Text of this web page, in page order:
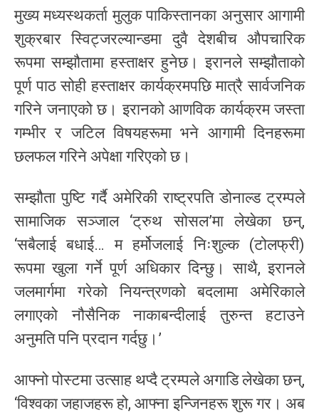
मुख्य मध्यस्थकर्ता मुलुक पाकिस्तानका अनुसार आगामी
शुक्रबार स्विट्जरल्यान्डमा दुवै देशबीच औपचारिक
रूपमा सम्झौतामा हस्ताक्षर हुनेछ। इरानले सम्झौताको
पूर्ण पाठ सोही हस्ताक्षर कार्यक्रमपछि मात्रै सार्वजनिक
गरिने जनाएको छ। इरानको आणविक कार्यक्रम जस्ता
गम्भीर र जटिल विषयहरूमा भने आगामी दिनहरूमा
छलफल गरिने अपेक्षा गरिएको छ।
सम्झौता पुष्टि गर्दै अमेरिकी राष्ट्रपति डोनाल्ड ट्रम्पले
सामाजिक सञ्जाल ‘ट्रुथ सोसल’मा लेखेका छन्,
‘सबैलाई बधाई… म हर्मोजलाई निःशुल्क (टोलफ्री)
रूपमा खुला गर्ने पूर्ण अधिकार दिन्छु। साथै, इरानले
जलमार्गमा गरेको नियन्त्रणको बदलामा अमेरिकाले
लगाएको नौसैनिक नाकाबन्दीलाई तुरुन्त हटाउने
अनुमति पनि प्रदान गर्दछु।’
आफ्नो पोस्टमा उत्साह थप्दै ट्रम्पले अगाडि लेखेका छन्,
‘विश्वका जहाजहरू हो, आफ्ना इन्जिनहरू शुरू गर। अब